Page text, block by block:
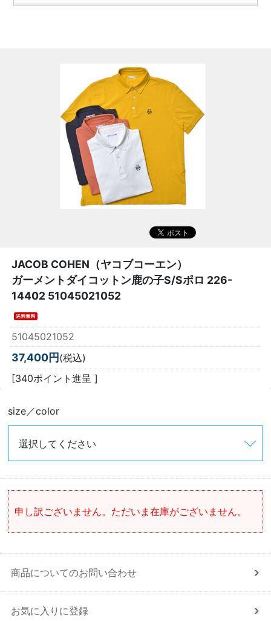
JACOB COHEN（ヤコブコーエン）
ガーメントダイコットン鹿の子S/Sポロ 226-
14402 51045021052
51045021052
37,400円(税込)
[340ポイント進呈 ]
size／color
申し訳ございません。ただいま在庫がございません。
商品についてのお問い合わせ
お気に入りに登録